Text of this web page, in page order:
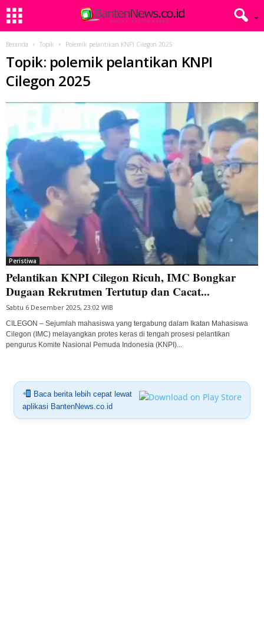
Beranda Topik Polemik pelantikan KNPI Cilegon 2025
Topik: polemik pelantikan KNPI
Cilegon 2025
Peristiwa
Pelantikan KNPI Cilegon Ricuh, IMC Bongkar
Dugaan Rekrutmen Tertutup dan Cacat...
Sabtu 6 Desember 2025, 23:02 WIB
CILEGON – Sejumlah mahasiswa yang tergabung dalam Ikatan Mahasiswa
Cilegon (IMC) melayangkan protes keras di tengah prosesi pelantikan
pengurus Komite Nasional Pemuda Indonesia (KNPI)...
Baca berita lebih cepat lewat
aplikasi BantenNews.co.id